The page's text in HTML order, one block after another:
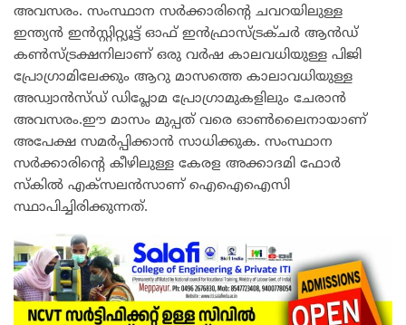
അവസരം. സംസ്ഥാന സര്‍ക്കാരിന്റെ ചവറയിലുള്ള
ഇന്ത്യന്‍ ഇന്‍സ്റ്റിറ്റ്യൂട്ട് ഓഫ് ഇന്‍ഫ്രാസ്ട്രക്ചര്‍ ആന്‍ഡ്
കണ്‍സ്ട്രക്ഷനിലാണ് ഒരു വര്‍ഷ കാലവധിയുള്ള പിജി
പ്രോഗ്രാമിലേക്കും ആറു മാസത്തെ കാലാവധിയുള്ള
അഡ്വാന്‍സ്ഡ് ഡിപ്ലോമ പ്രോഗ്രാമുകളിലും ചേരാന്‍
അവസരം.ഈ മാസം മുപ്പത് വരെ ഓണ്‍ലൈനായാണ്
അപേക്ഷ സമര്‍പ്പിക്കാന്‍ സാധിക്കുക. സംസ്ഥാന
സര്‍ക്കാരിന്റെ കീഴിലുള്ള കേരള അക്കാദമി ഫോര്‍
സ്‌കില്‍ എക്‌സലന്‍സാണ് ഐഐഐസി
സ്ഥാപിച്ചിരിക്കുന്നത്.